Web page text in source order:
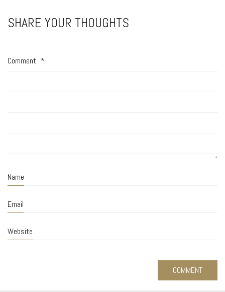
SHARE YOUR THOUGHTS
Comment *
Name
Email
Website